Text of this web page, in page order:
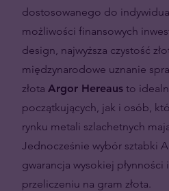
dostosowanego do
możliwości finansowych
design, najwyższa czystość
międzynarodowe uznanie
złota Argor Hereaus to
początkujących, jak i osób,
rynku metali szlachetnych
Jednocześnie wybór sztabki
gwarancja wysokiej płynności
przeliczeniu na gram złota.